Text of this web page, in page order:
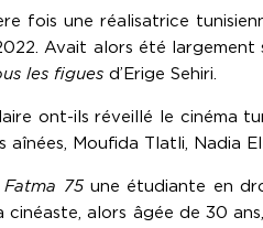
fois une réalisatrice
Avait alors été
les figues d’Erige Sehiri.
ont-ils réveillé le
Moufida Tlatli, Nadia
Fatma 75une étudiante en
alors âgée de 30